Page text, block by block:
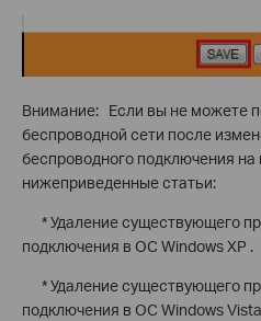
Внимание: Если вы не можете
беспроводной сети после
беспроводного подключения
нижеприведенные статьи:
* Удаление существующего
подключения в ОС Windows XP .
* Удаление существующего
подключения в ОС Windows